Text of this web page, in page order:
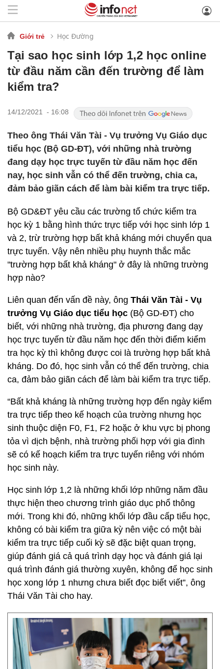
Giới trẻ Học Đường
Tại sao học sinh lớp 1,2 học online
từ đầu năm cần đến trường để làm
kiểm tra?
14/12/2021 - 16:08
Theo ông Thái Văn Tài - Vụ trưởng Vụ Giáo dục
tiểu học (Bộ GD-ĐT), với những nhà trường
đang dạy học trực tuyến từ đầu năm học đến
nay, học sinh vẫn có thể đến trường, chia ca,
đảm bảo giãn cách để làm bài kiểm tra trực tiếp.
Bộ GD&ĐT yêu cầu các trường tổ chức kiểm tra
học kỳ 1 bằng hình thức trực tiếp với học sinh lớp 1
và 2, trừ trường hợp bất khả kháng mới chuyển qua
trực tuyến. Vậy nên nhiều phụ huynh thắc mắc
"trường hợp bất khả kháng" ở đây là những trường
hợp nào?
Liên quan đến vấn đề này, ông Thái Văn Tài - Vụ
trưởng Vụ Giáo dục tiểu học (Bộ GD-ĐT) cho
biết, với những nhà trường, địa phương đang dạy
học trực tuyến từ đầu năm học đến thời điểm kiểm
tra học kỳ thì không được coi là trường hợp bất khả
kháng. Do đó, học sinh vẫn có thể đến trường, chia
ca, đảm bảo giãn cách để làm bài kiểm tra trực tiếp.
“Bất khả kháng là những trường hợp đến ngày kiểm
tra trực tiếp theo kế hoạch của trường nhưng học
sinh thuộc diện F0, F1, F2 hoặc ở khu vực bị phong
tỏa vì dịch bệnh, nhà trường phối hợp với gia đình
sẽ có kế hoạch kiểm tra trực tuyến riêng với nhóm
học sinh này.
Học sinh lớp 1,2 là những khối lớp những năm đầu
thực hiện theo chương trình giáo dục phổ thông
mới. Trong khi đó, những khối lớp đầu cấp tiểu học,
không có bài kiểm tra giữa kỳ nên việc có một bài
kiểm tra trực tiếp cuối kỳ sẽ đặc biệt quan trọng,
giúp đánh giá cả quá trình dạy học và đánh giá lại
quá trình đánh giá thường xuyên, không để học sinh
học xong lớp 1 nhưng chưa biết đọc biết viết”, ông
Thái Văn Tài cho hay.